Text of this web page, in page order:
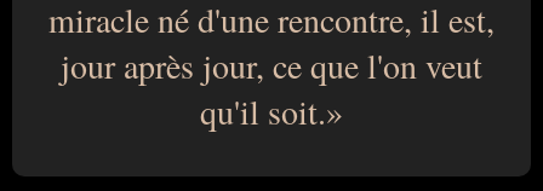
miracle né d'une rencontre, il est,
jour après jour, ce que l'on veut
qu'il soit.